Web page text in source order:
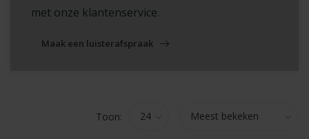
met onze klantenservice.
Maak een luisterafspraak
Toon: